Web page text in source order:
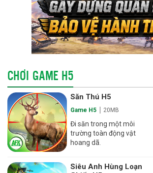
CHƠI GAME H5
Săn Thú H5
Game H5 20MB
Đi săn trong một môi
trường toàn động vật
hoang dã.
Siêu Anh Hùng Loạn